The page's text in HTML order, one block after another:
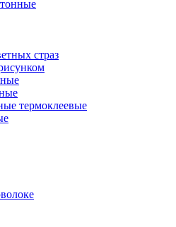
страз
термоклеевые